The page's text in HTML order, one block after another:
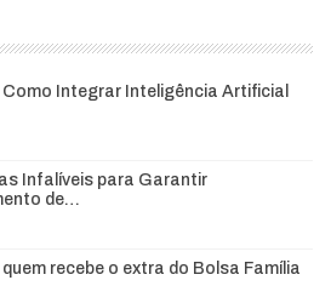
Como Integrar Inteligência Artificial
Infalíveis para Garantir
de…
recebe o extra do Bolsa Família